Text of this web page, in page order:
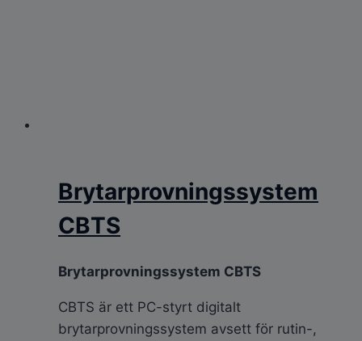
Brytarprovningssystem
CBTS
Brytarprovningssystem CBTS
CBTS är ett PC-styrt digitalt
brytarprovningssystem avsett för rutin-,